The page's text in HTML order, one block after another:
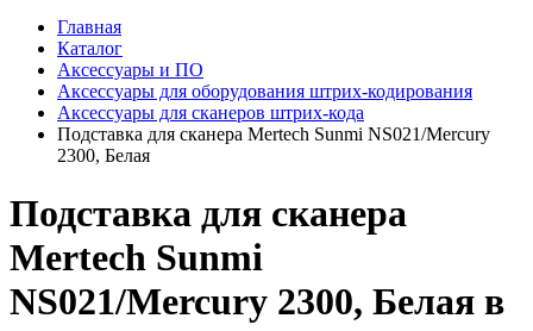
Главная
Каталог
Аксессуары и ПО
Аксессуары для оборудования штрих-кодирования
Аксессуары для сканеров штрих-кода
Подставка для сканера Mertech Sunmi NS021/Mercury
2300, Белая
Подставка для сканера
Mertech Sunmi
NS021/Mercury 2300, Белая в